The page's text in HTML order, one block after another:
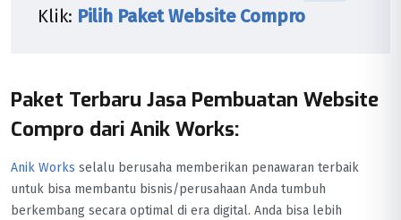
Klik: Pilih Paket Website Compro
Paket Terbaru Jasa Pembuatan Website
Compro dari Anik Works:
Anik Works selalu berusaha memberikan penawaran terbaik
untuk bisa membantu bisnis/perusahaan Anda tumbuh
berkembang secara optimal di era digital. Anda bisa lebih